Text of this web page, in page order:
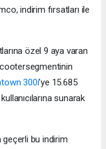
indirim fırsatları ile
özel 9 aya varan
300i’ye 15.685
sunarak
geçerli bu indirim